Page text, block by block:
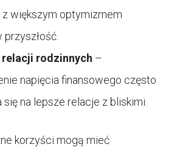
z większym optymizmem
relacji rodzinnych –
napięcia finansowego często
się na lepsze relacje z bliskimi.
korzyści mogą mieć